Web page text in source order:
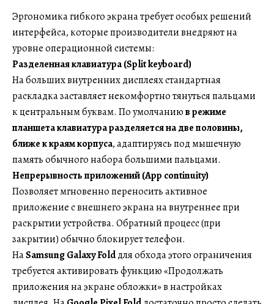
Эргономика гибкого экрана требует особых решений
интерфейса, которые производители внедряют на
уровне операционной системы:
Разделенная клавиатура (Split keyboard)
На больших внутренних дисплеях стандартная
раскладка заставляет некомфортно тянуться пальцами
к центральным буквам. По умолчаниюв режиме
планшета клавиатура разделяется на две половины,
ближе к краям корпуса, адаптируясь под мышечную
память обычного набора большими пальцами.
Непрерывность приложений (App continuity)
Позволяет мгновенно переносить активное
приложение с внешнего экрана на внутреннее при
раскрытии устройства. Обратный процесс (при
закрытии) обычно блокирует телефон.
НаSamsung Galaxy Foldдля обхода этого ограничения
требуется активировать функцию «Продолжать
приложения на экране обложки» в настройках